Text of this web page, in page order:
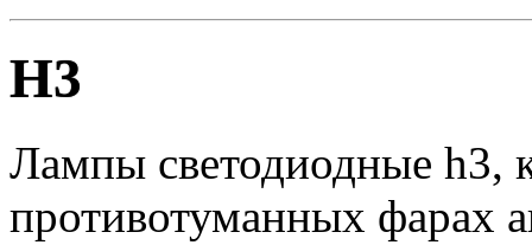
H3
Лампы светодиодные h3,
противотуманных фарах